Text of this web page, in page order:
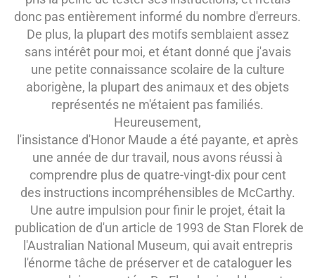
donc pas entièrement informé du nombre d'erreurs.
De plus, la plupart des motifs semblaient assez
sans intérêt pour moi, et étant donné que j'avais
une petite connaissance scolaire de la culture
aborigène, la plupart des animaux et des objets
représentés ne m'étaient pas familiés.
Heureusement,
l'insistance d'Honor Maude a été payante, et après
une année de dur travail, nous avons réussi à
comprendre plus de quatre-vingt-dix pour cent
des instructions incompréhensibles de McCarthy.
Une autre impulsion pour finir le projet, était la
publication de d'un article de 1993 de Stan Florek de
l'Australian National Museum, qui avait entrepris
l'énorme tâche de préserver et de cataloguer les